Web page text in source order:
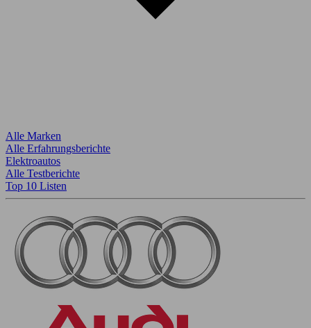
Alle Marken
Alle Erfahrungsberichte
Elektroautos
Alle Testberichte
Top 10 Listen